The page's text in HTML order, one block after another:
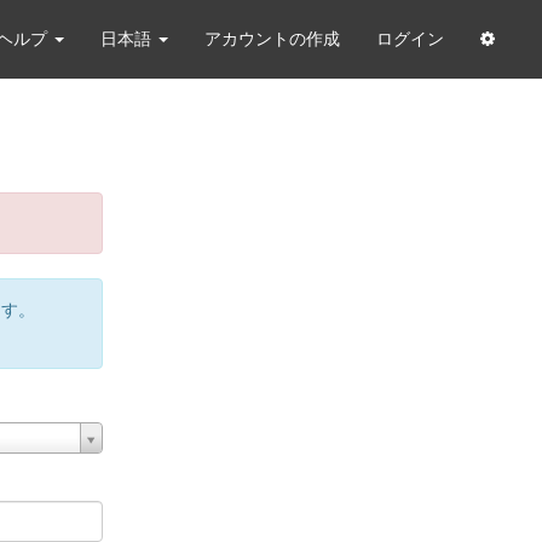
ルプ 日本語 アカウントの作成 ログイン
。